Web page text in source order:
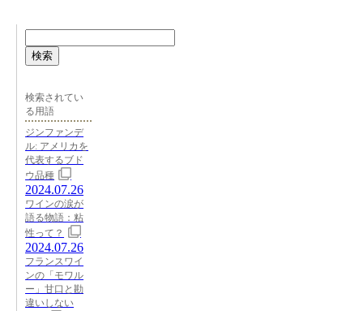
検索
検索されてい
る用語
ジンファンデ
ル: アメリカを
代表するブド
ウ品種
2024.07.26
ワインの涙が
語る物語：粘
性って？
2024.07.26
フランスワイ
ンの「モワル
ー」甘口と勘
違いしない